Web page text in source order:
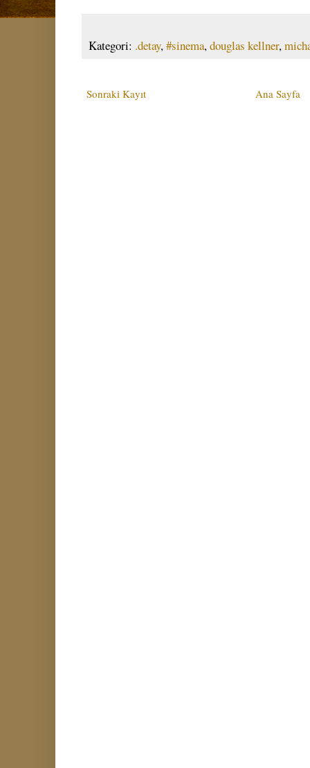
Kategori: .detay,#sinema,douglas kellner,
Sonraki Kayıt Ana Sayfa